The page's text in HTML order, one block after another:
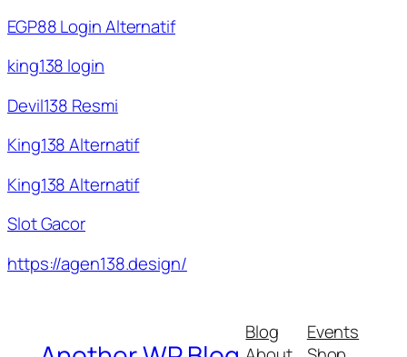
EGP88 Login Alternatif
king138 login
Devil138 Resmi
King138 Alternatif
King138 Alternatif
Slot Gacor
https://agen138.design/
Blog
Events